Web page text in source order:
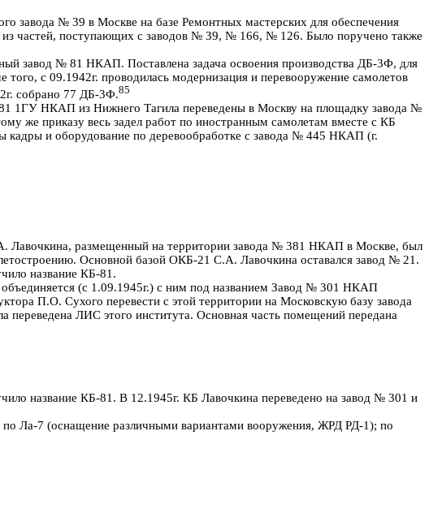
завода № 39 в Москве на базе Ремонтных мастерских для обеспечения
частей, поступающих с заводов № 39, № 166, № 126. Было поручено также
завод № 81 НКАП. Поставлена задача освоения производства ДБ-3Ф, для
с 09.1942г. проводилась модернизация и перевооружение самолетов
собрано 77 ДБ-3Ф.85
1ГУ НКАП из Нижнего Тагила переведены в Москву на площадку завода №
же приказу весь задел работ по иностранным самолетам вместе с КБ
и оборудование по деревообработке с завода № 445 НКАП (г.
размещенный на территории завода № 381 НКАП в Москве, был
Основной базой ОКБ-21 С.А. Лавочкина оставался завод № 21.
название КБ-81.
(с 1.09.1945г.) с ним под названием Завод № 301 НКАП
П.О. Сухого перевести с этой территории на Московскую базу завода
ЛИС этого института. Основная часть помещений передана
название КБ-81. В 12.1945г. КБ Лавочкина переведено на завод № 301 и
7 (оснащение различными вариантами вооружения, ЖРД РД-1); по